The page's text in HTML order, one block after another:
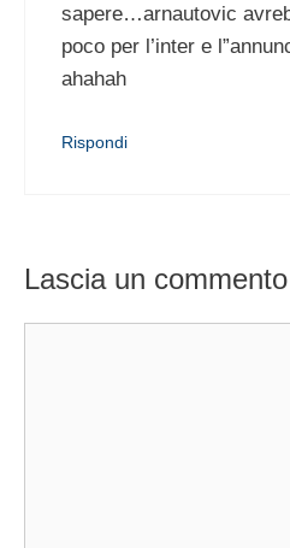
sapere…arnautovic
poco per l’inter e
ahahah
Rispondi
Lascia un commento